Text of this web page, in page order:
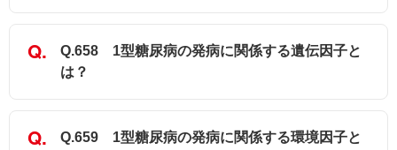
Q.658 1型糖尿病の発病に関係する遺伝因子と
は？
Q.659 1型糖尿病の発病に関係する環境因子と